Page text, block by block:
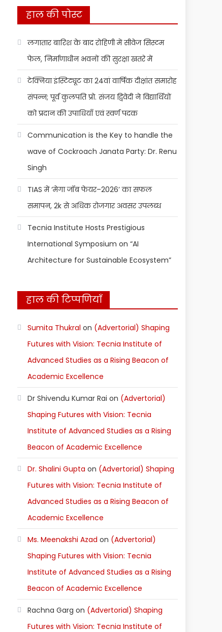
हाल की पोस्ट
लगातार बारिश के बाद रोहिणी में सीवेज सिस्टम
फेल, निर्माणाधीन भवनों की सुरक्षा खतरे में
टेक्निया इंस्टिट्यूट का 24वां वार्षिक दीक्षांत समारोह
संपन्न; पूर्व कुलपति प्रो. संजय द्विवेदी ने विद्यार्थियों
को प्रदान की उपाधियाँ एवं स्वर्ण पदक
Communication is the Key to handle the
wave of Cockroach Janata Party: Dr. Renu
Singh
TIAS में ‘मेगा जॉब फेयर–2026’ का सफल
समापन, 2k से अधिक रोजगार अवसर उपलब्ध
Tecnia Institute Hosts Prestigious
International Symposium on “AI
Architecture for Sustainable Ecosystem”
हाल की टिप्पणियाँ
Sumita Thukral on (Advertorial) Shaping
Futures with Vision: Tecnia Institute of
Advanced Studies as a Rising Beacon of
Academic Excellence
Dr Shivendu Kumar Rai on (Advertorial)
Shaping Futures with Vision: Tecnia
Institute of Advanced Studies as a Rising
Beacon of Academic Excellence
Dr. Shalini Gupta on (Advertorial) Shaping
Futures with Vision: Tecnia Institute of
Advanced Studies as a Rising Beacon of
Academic Excellence
Ms. Meenakshi Azad on (Advertorial)
Shaping Futures with Vision: Tecnia
Institute of Advanced Studies as a Rising
Beacon of Academic Excellence
Rachna Garg on (Advertorial) Shaping
Futures with Vision: Tecnia Institute of